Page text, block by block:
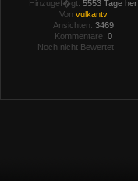
Hinzugef�gt: 5553 Tage her
Von vulkantv
Ansichten: 3469
Kommentare: 0
Noch nicht Bewertet